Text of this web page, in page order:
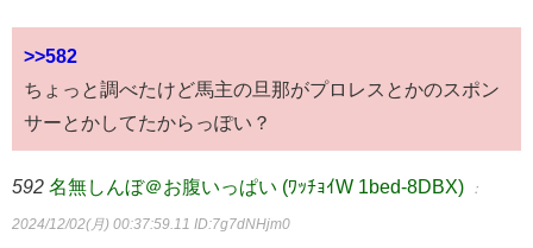
>>582
ちょっと調べたけど馬主の旦那がプロレスとかのスポン
サーとかしてたからっぽい？
592 名無しんぼ＠お腹いっぱい (ﾜｯﾁｮｲW 1bed-8DBX) ：
2024/12/02(月) 00:37:59.11 ID:7g7dNHjm0